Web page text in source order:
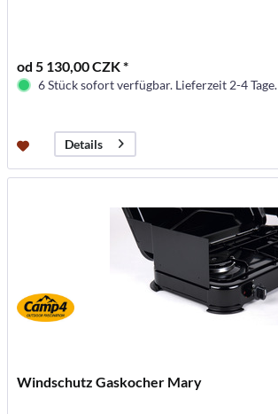
od 5 130,00 CZK *
6 Stück sofort verfügbar. Lieferzeit 2-4 Tage.
Details
Windschutz Gaskocher Mary